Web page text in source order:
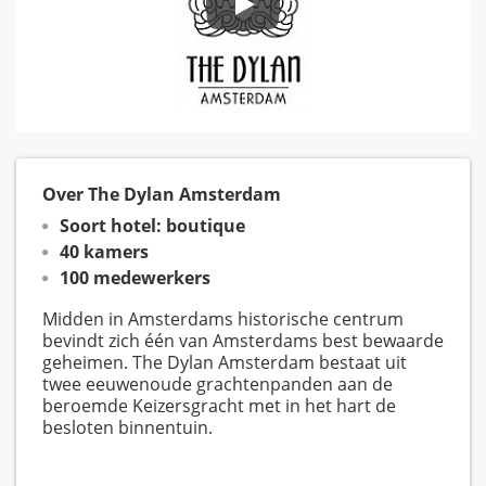
Over The Dylan Amsterdam
Soort hotel: boutique
40 kamers
100 medewerkers
Midden in Amsterdams historische centrum
bevindt zich één van Amsterdams best bewaarde
geheimen. The Dylan Amsterdam bestaat uit
twee eeuwenoude grachtenpanden aan de
beroemde Keizersgracht met in het hart de
besloten binnentuin.